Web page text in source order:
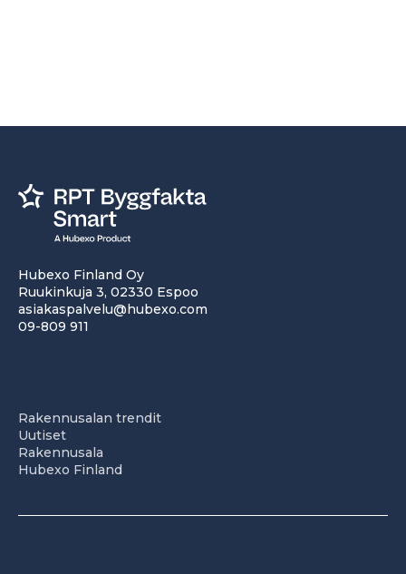
Hubexo Finland Oy
Ruukinkuja 3, 02330 Espoo
asiakaspalvelu@hubexo.com
09-809 911
Rakennusalan trendit
Uutiset
Rakennusala
Hubexo Finland